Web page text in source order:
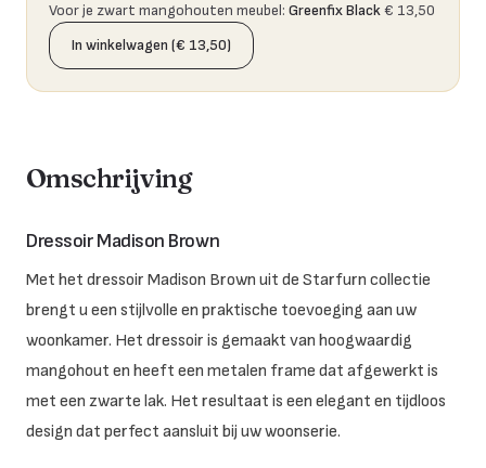
Voor je zwart mangohouten meubel: Greenfix Black€ 13,50
In winkelwagen (€ 13,50)
Omschrijving
Dressoir Madison Brown
Met het dressoir Madison Brown uit de Starfurn collectie
brengt u een stijlvolle en praktische toevoeging aan uw
woonkamer. Het dressoir is gemaakt van hoogwaardig
mangohout en heeft een metalen frame dat afgewerkt is
met een zwarte lak. Het resultaat is een elegant en tijdloos
design dat perfect aansluit bij uw woonserie.